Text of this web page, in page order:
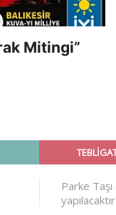
Mitingi”